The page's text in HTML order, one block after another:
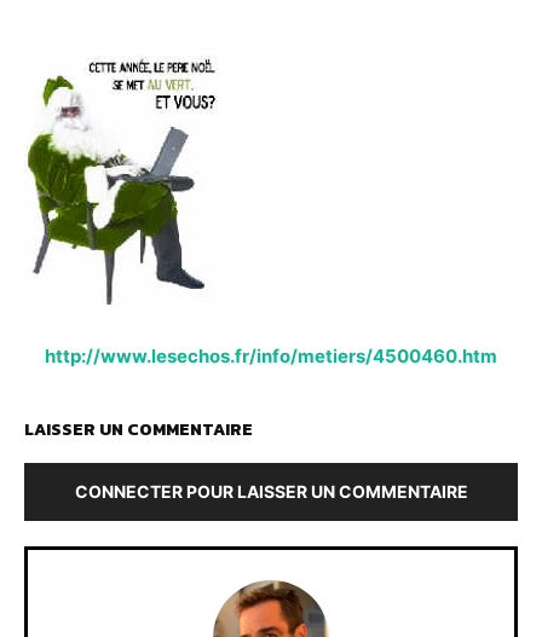
http://www.lesechos.fr/info/metiers/4500460.htm
LAISSER UN COMMENTAIRE
CONNECTER POUR LAISSER UN COMMENTAIRE